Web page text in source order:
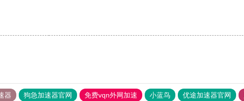
器 狗急加速器官网 免费vqn外网加速 小蓝鸟 优途加速器官网